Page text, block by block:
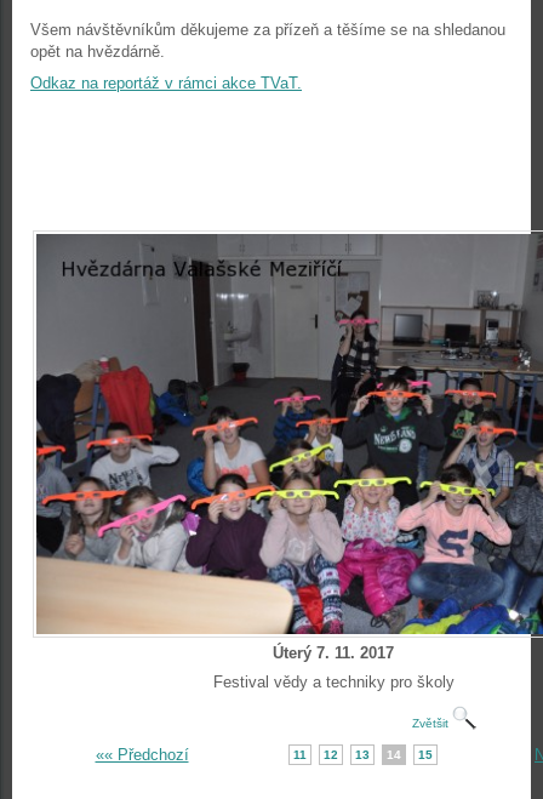
Všem návštěvníkům děkujeme za přízeň a těšíme se na shledanou
opět na hvězdárně.
Odkaz na reportáž v rámci akce TVaT.
Úterý 7. 11. 2017
Festival vědy a techniky pro školy
Zvětšit
«« Předchozí 11 12 13 14 15